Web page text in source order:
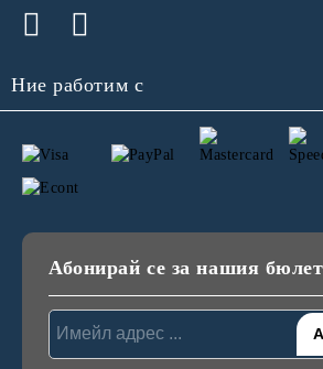
Ние работим с
Абонирай се за нашия